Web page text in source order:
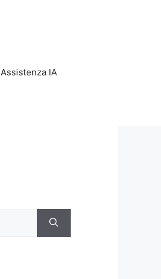
Assistenza IA